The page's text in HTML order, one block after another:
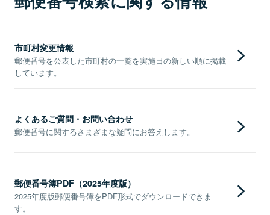
市町村変更情報
郵便番号を公表した市町村の一覧を実施日の新しい順に掲載
しています。
よくあるご質問・お問い合わせ
郵便番号に関するさまざまな疑問にお答えします。
郵便番号簿PDF（2025年度版）
2025年度版郵便番号簿をPDF形式でダウンロードできま
す。